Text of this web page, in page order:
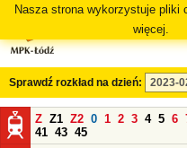
Nasza strona wykorzystuje pliki
więcej.
Sprawdź rozkład na dzień:
Z Z1 Z2 0 1 2 3 4 5 6
41 43 45